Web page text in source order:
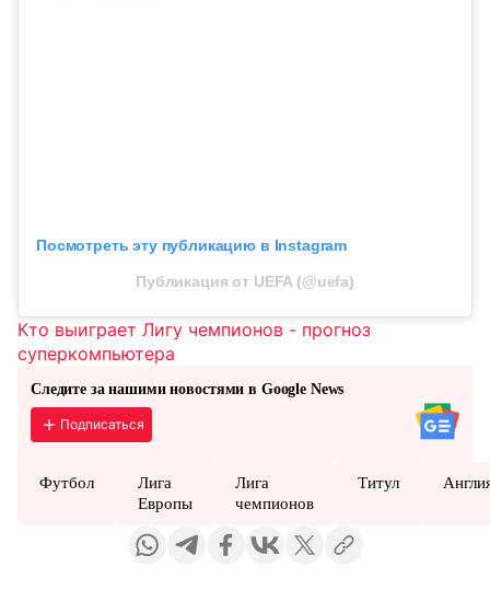
Посмотреть эту публикацию в Instagram
Публикация от UEFA (@uefa)
Кто выиграет Лигу чемпионов - прогноз
суперкомпьютера
Следите за нашими новостями в Google News
Подписаться
Футбол
Лига
Европы
Лига
чемпионов
Титул